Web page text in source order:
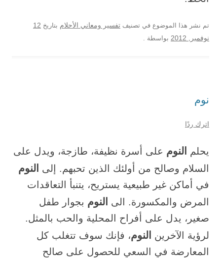
تم نشر هذا الموضوع في تصنيف تفسير ومعاني الأحلام بتاريخ 12
نوفمبر, 2012
بواسطة .
نوم
اترك ردًا
يحلم النوم على أسرة نظيفة، طازجة، ويدل على
السلام وصالح من أولئك الذين تحبهم. إلى النوم
في أماكن غير طبيعية يستريح، يتنبأ التعاقدات
المرض والمكسورة. الى النوم بجوار طفل
صغير، يدل على أفراح المحلية والحب بالمثل.
لرؤية الآخرين النوم، فإنك سوف تتغلب كل
المعارضة في السعي للحصول على صالح